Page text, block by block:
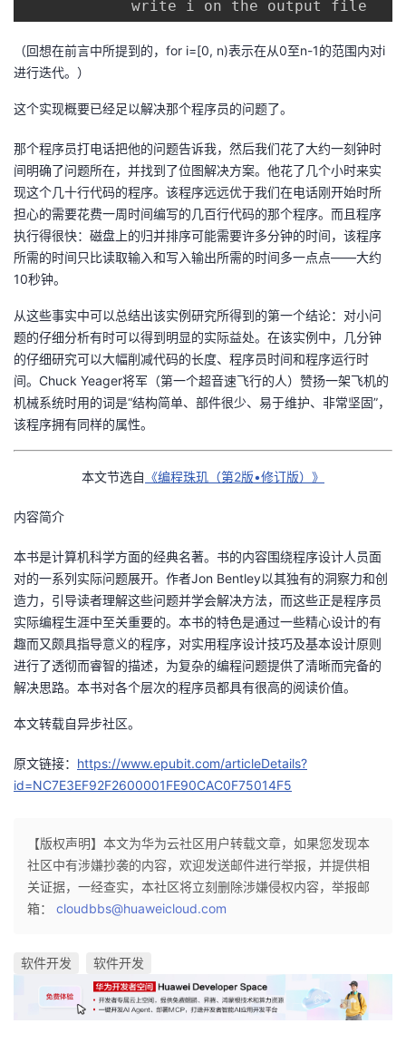
write i on the output file
（回想在前言中所提到的，for i=[0, n)表示在从0至n-1的范围内对i
进行迭代。）
这个实现概要已经足以解决那个程序员的问题了。
那个程序员打电话把他的问题告诉我，然后我们花了大约一刻钟时
间明确了问题所在，并找到了位图解决方案。他花了几个小时来实
现这个几十行代码的程序。该程序远远优于我们在电话刚开始时所
担心的需要花费一周时间编写的几百行代码的那个程序。而且程序
执行得很快：磁盘上的归并排序可能需要许多分钟的时间，该程序
所需的时间只比读取输入和写入输出所需的时间多一点点——大约
10秒钟。
从这些事实中可以总结出该实例研究所得到的第一个结论：对小问
题的仔细分析有时可以得到明显的实际益处。在该实例中，几分钟
的仔细研究可以大幅削减代码的长度、程序员时间和程序运行时
间。Chuck Yeager将军（第一个超音速飞行的人）赞扬一架飞机的
机械系统时用的词是“结构简单、部件很少、易于维护、非常坚固”，
该程序拥有同样的属性。
本文节选自 《编程珠玑（第2版•修订版）》
内容简介
本书是计算机科学方面的经典名著。书的内容围绕程序设计人员面
对的一系列实际问题展开。作者Jon Bentley以其独有的洞察力和创
造力，引导读者理解这些问题并学会解决方法，而这些正是程序员
实际编程生涯中至关重要的。本书的特色是通过一些精心设计的有
趣而又颇具指导意义的程序，对实用程序设计技巧及基本设计原则
进行了透彻而睿智的描述，为复杂的编程问题提供了清晰而完备的
解决思路。本书对各个层次的程序员都具有很高的阅读价值。
本文转载自异步社区。
原文链接： https://www.epubit.com/articleDetails?
id=NC7E3EF92F2600001FE90CAC0F75014F5
【版权声明】本文为华为云社区用户转载文章，如果您发现本
社区中有涉嫌抄袭的内容，欢迎发送邮件进行举报，并提供相
关证据，一经查实，本社区将立刻删除涉嫌侵权内容，举报邮
箱： cloudbbs@huaweicloud.com
软件开发 软件开发